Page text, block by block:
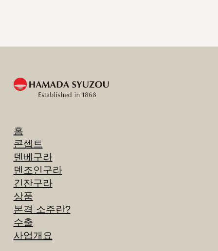
홈
콘셉트
덴베구라
덴조인구라
긴잔구라
상품
본격 소주란?
수출
사업개요